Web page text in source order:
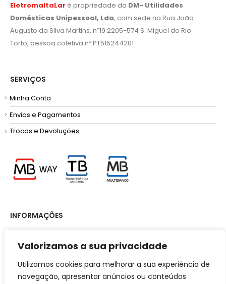
Valorizamos a sua privacidade
Utilizamos cookies para melhorar a sua experiência de
navegação, apresentar anúncios ou conteúdos
EletromaltaLar é propriedade da DM- Utilidades
Domésticas Unipessoal, Lda, com sede na Rua João
Augusto da Silva Martins, nº19 2205-574 S. Miguel do Rio
Torto, pessoa coletiva nº PT515244201
SERVIÇOS
Minha Conta
Envios e Pagamentos
Trocas e Devoluções
INFORMAÇÕES
Política de Privacidade
Resolução de Litígios